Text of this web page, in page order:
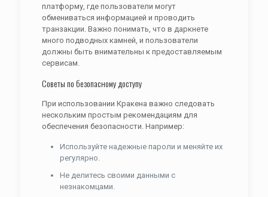
платформу, где пользователи могут
обмениваться информацией и проводить
транзакции. Важно понимать, что в даркнете
много подводных камней, и пользователи
должны быть внимательны к предоставляемым
сервисам.
Советы по безопасному доступу
При использовании Кракена важно следовать
нескольким простым рекомендациям для
обеспечения безопасности. Например:
Используйте надежные пароли и меняйте их
регулярно.
Не делитесь своими данными с
незнакомцами.